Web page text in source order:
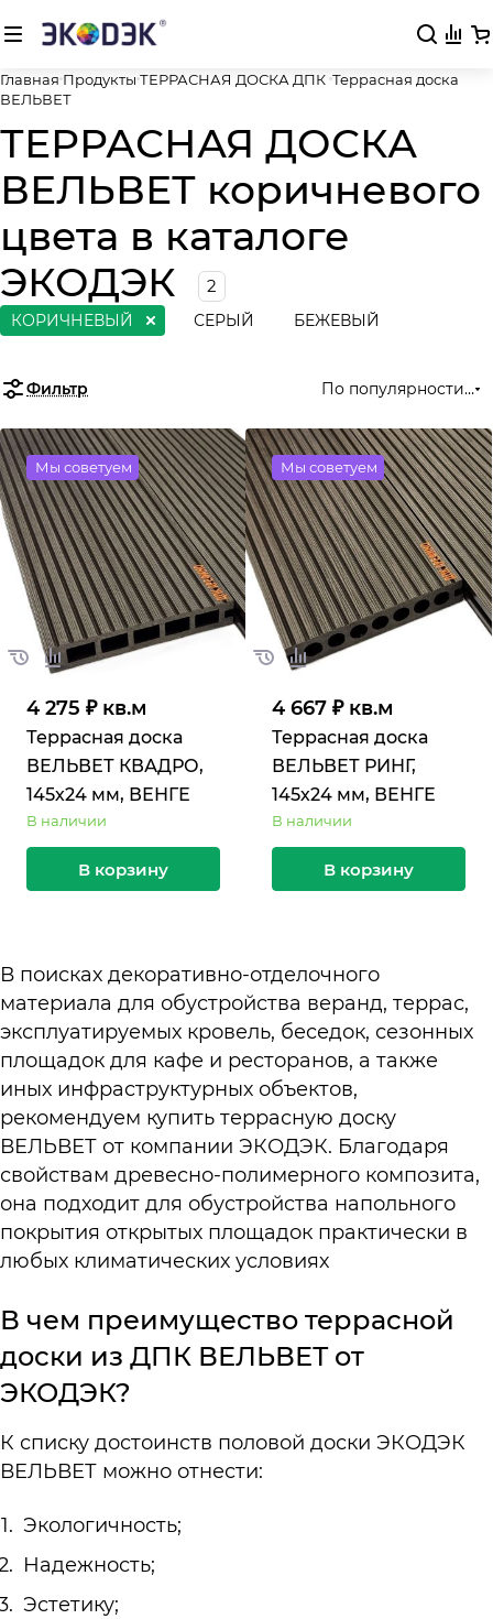
Главная Продукты ТЕРРАСНАЯ ДОСКА ДПК Террасная доска
ВЕЛЬВЕТ
ТЕРРАСНАЯ ДОСКА
ВЕЛЬВЕТ коричневого
цвета в каталоге
ЭКОДЭК
2
КОРИЧНЕВЫЙ СЕРЫЙ БЕЖЕВЫЙ
Фильтр По популярности
Мы советуем
4 275 ₽ кв.м
Террасная доска
ВЕЛЬВЕТ КВАДРО,
145х24 мм, ВЕНГЕ
В наличии
В корзину
Мы советуем
4 667 ₽ кв.м
Террасная доска
ВЕЛЬВЕТ РИНГ,
145х24 мм, ВЕНГЕ
В наличии
В корзину
В поисках декоративно-отделочного
материала для обустройства веранд, террас,
эксплуатируемых кровель, беседок, сезонных
площадок для кафе и ресторанов, а также
иных инфраструктурных объектов,
рекомендуем купить террасную доску
ВЕЛЬВЕТ от компании ЭКОДЭК. Благодаря
свойствам древесно-полимерного композита,
она подходит для обустройства напольного
покрытия открытых площадок практически в
любых климатических условиях
В чем преимущество террасной
доски из ДПК ВЕЛЬВЕТ от
ЭКОДЭК?
К списку достоинств половой доски ЭКОДЭК
ВЕЛЬВЕТ можно отнести:
Экологичность;
Надежность;
Эстетику;